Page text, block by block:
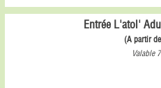
Entrée L'atol'
(A partir
Valable